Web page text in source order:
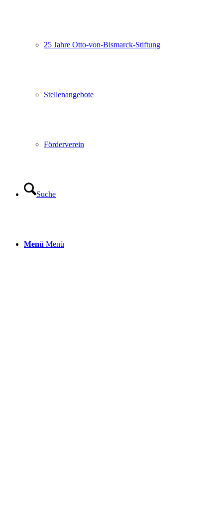
25 Jahre Otto-von-Bismarck-Stiftung
Stellenangebote
Förderverein
Suche
Menü Menü